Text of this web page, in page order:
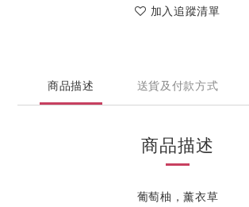
加入追蹤清單
商品描述 送貨及付款方式
商品描述
葡萄柚，薰衣草